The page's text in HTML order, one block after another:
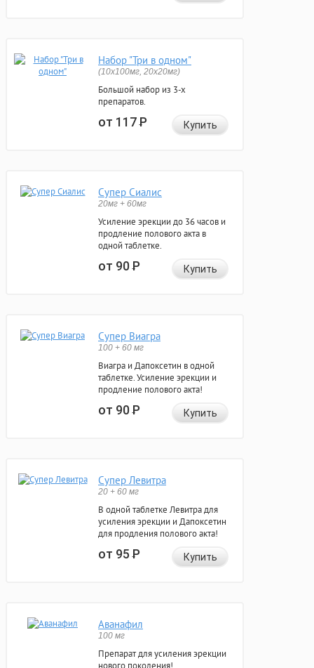
Набор "Три в одном"
(10x100мг, 20x20мг)
Большой набор из 3-х
препаратов.
от 117Р Купить
Супер Сиалис
20мг + 60мг
Усиление эрекции до 36 часов и
продление полового акта в
одной таблетке.
от 90Р Купить
Супер Виагра
100 + 60 мг
Виагра и Дапоксетин в одной
таблетке. Усиление эрекции и
продление полового акта!
от 90Р Купить
Супер Левитра
20 + 60 мг
В одной таблетке Левитра для
усиления эрекции и Дапоксетин
для продления полового акта!
от 95Р Купить
Аванафил
100 мг
Препарат для усиления эрекции